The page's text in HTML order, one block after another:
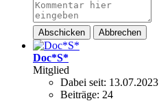
Abschicken Abbrechen
Doc*S*
Mitglied
Dabei seit: 13.07.2023
Beiträge: 24